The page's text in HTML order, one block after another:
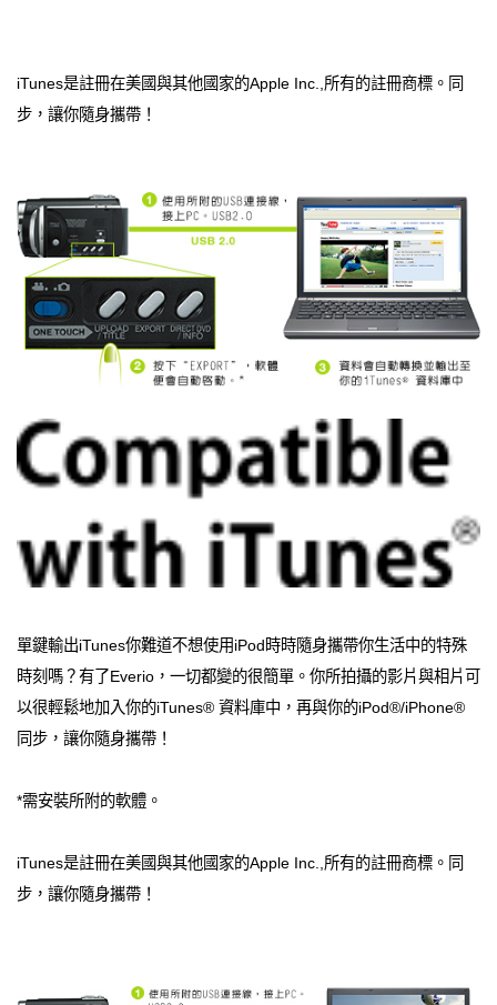
iTunes是註冊在美國與其他國家的Apple Inc.,所有的註冊商標。同
步，讓你隨身攜帶！
單鍵輸出iTunes你難道不想使用iPod時時隨身攜帶你生活中的特殊
時刻嗎？有了Everio，一切都變的很簡單。你所拍攝的影片與相片可
以很輕鬆地加入你的iTunes® 資料庫中，再與你的iPod®/iPhone®
同步，讓你隨身攜帶！
*需安裝所附的軟體。
iTunes是註冊在美國與其他國家的Apple Inc.,所有的註冊商標。同
步，讓你隨身攜帶！